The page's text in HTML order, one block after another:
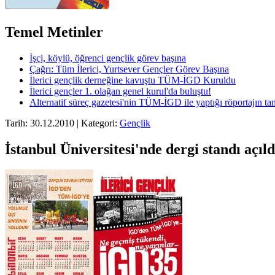
Temel Metinler
İşçi, köylü, öğrenci gençlik görev başına
Çağrı: Tüm İlerici, Yurtsever Gençler Görev Başına
İlerici gençlik derneğine kavuştu TÜM-İGD Kuruldu
İlerici gençler 1. olağan genel kurul'da buluştu!
Alternatif süreç gazetesi'nin TÜM-İGD ile yaptığı röportajın
Tarih: 30.12.2010 | Kategori: Gençlik
İstanbul Üniversitesi'nde dergi standı